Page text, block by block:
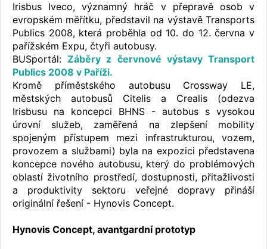
Irisbus Iveco, významný hráč v přepravě osob v
evropském měřítku, představil na výstavě Transports
Publics 2008, která proběhla od 10. do 12. června v
pařížském Expu, čtyři autobusy.
BUSportál:Záběry z červnové výstavy Transport
Publics 2008 v Paříži.
Kromě příměstského autobusu Crossway LE,
městských autobusů Citelis a Crealis (odezva
Irisbusu na koncepci BHNS - autobus s vysokou
úrovní služeb, zaměřená na zlepšení mobility
spojeným přístupem mezi infrastrukturou, vozem,
provozem a službami) byla na expozici představena
koncepce nového autobusu, který do problémových
oblastí životního prostředí, dostupnosti, přitažlivosti
a produktivity sektoru veřejné dopravy přináší
originální řešení - Hynovis Concept.
Hynovis Concept, avantgardní prototyp